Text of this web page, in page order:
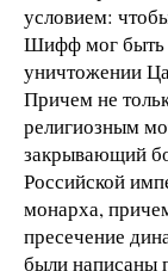
условием:
Шифф мог быть
уничтожении
Причем не
религиозным
закрывающий
Российской
монарха,
пресечение
были написаны